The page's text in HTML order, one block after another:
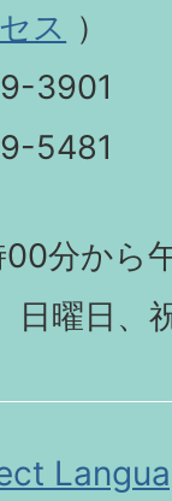
ス ）
3901
5481
分から
日曜日、